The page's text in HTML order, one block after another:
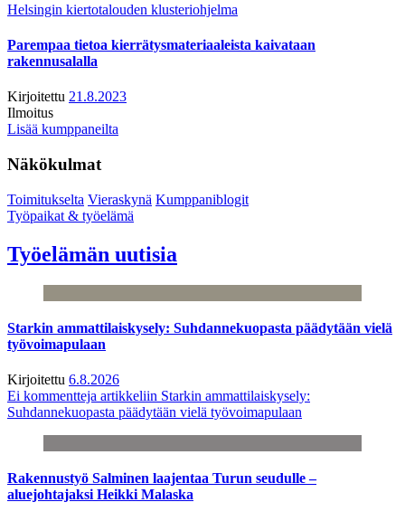
Helsingin kiertotalouden klusteriohjelma
Parempaa tietoa kierrätysmateriaaleista kaivataan
rakennusalalla
Kirjoitettu 21.8.2023
Ilmoitus
Lisää kumppaneilta
Näkökulmat
Toimitukselta Vieraskynä Kumppaniblogit
Työpaikat & työelämä
Työelämän uutisia
Starkin ammattilaiskysely: Suhdannekuopasta päädytään vielä
työvoimapulaan
Kirjoitettu 6.8.2026
Ei kommentteja artikkeliin Starkin ammattilaiskysely:
Suhdannekuopasta päädytään vielä työvoimapulaan
Rakennustyö Salminen laajentaa Turun seudulle –
aluejohtajaksi Heikki Malaska